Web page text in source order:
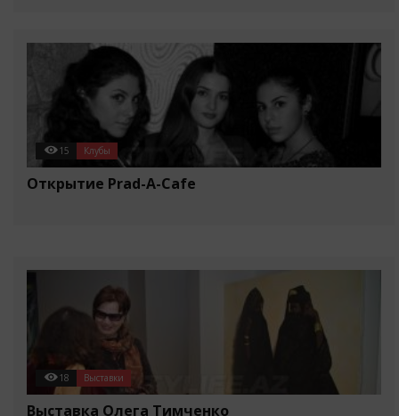
15 Клубы
Открытие Prad-A-Cafe
18 Выставки
Выставка Олега Тимченко